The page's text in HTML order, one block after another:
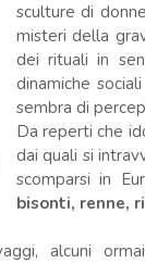
sculture di
misteri della
dei rituali in
dinamiche
sembra di
Da reperti che
dai quali si
scomparsi in
bisonti, renne,
alcuni